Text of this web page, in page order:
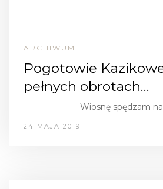
ARCHIWUM
Pogotowie
pełnych obrotach…
Wiosnę spędzam
24 MAJA 2019